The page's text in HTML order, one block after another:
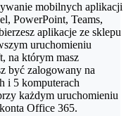
mobilnych aplikacji
PowerPoint, Teams,
aplikacje ze sklepu
uruchomieniu
na którym masz
być zalogowany na
i 5 komputerach
każdym uruchomieniu
Office 365.